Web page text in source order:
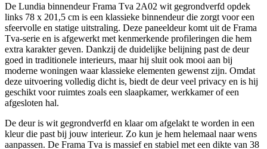
De Lundia binnendeur Frama Tva 2A02 wit gegrondverfd opdek
links 78 x 201,5 cm is een klassieke binnendeur die zorgt voor een
sfeervolle en statige uitstraling. Deze paneeldeur komt uit de Frama
Tva-serie en is afgewerkt met kenmerkende profileringen die hem
extra karakter geven. Dankzij de duidelijke belijning past de deur
goed in traditionele interieurs, maar hij sluit ook mooi aan bij
moderne woningen waar klassieke elementen gewenst zijn. Omdat
deze uitvoering volledig dicht is, biedt de deur veel privacy en is hij
geschikt voor ruimtes zoals een slaapkamer, werkkamer of een
afgesloten hal.
De deur is wit gegrondverfd en klaar om afgelakt te worden in een
kleur die past bij jouw interieur. Zo kun je hem helemaal naar wens
aanpassen. De Frama Tva is massief en stabiel met een dikte van 38